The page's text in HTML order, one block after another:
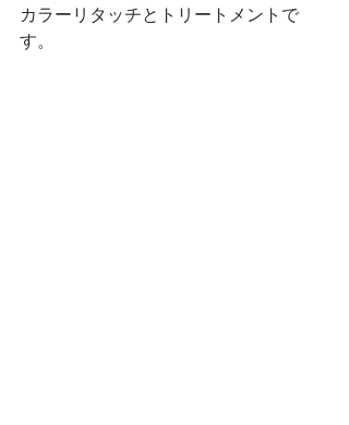
カラーリタッチとトリートメントで
す。